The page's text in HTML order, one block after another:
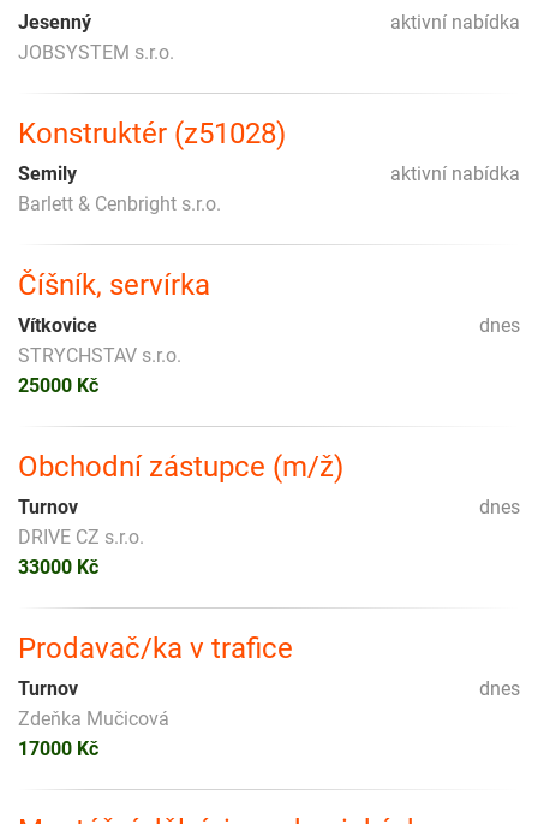
aktivní nabídka
Jesenný
JOBSYSTEM s.r.o.
Konstruktér (z51028)
aktivní nabídka
Semily
Barlett & Cenbright s.r.o.
Číšník, servírka
dnes
Vítkovice
STRYCHSTAV s.r.o.
25000 Kč
Obchodní zástupce (m/ž)
dnes
Turnov
DRIVE CZ s.r.o.
33000 Kč
Prodavač/ka v trafice
dnes
Turnov
Zdeňka Mučicová
17000 Kč